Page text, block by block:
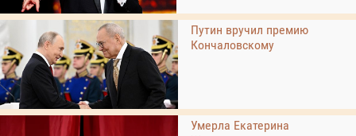
Путин вручил премию
Кончаловскому
Умерла Екатерина